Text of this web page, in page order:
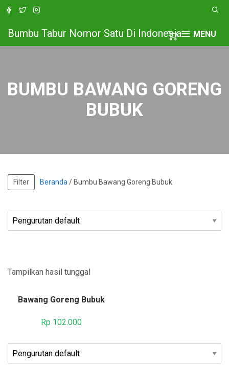
MENU
Bumbu Tabur Nomor Satu Di Indonesia
BUMBU BAWANG GORENG
BUBUK
Filter Beranda / Bumbu Bawang Goreng Bubuk
Tampilkan hasil tunggal
Bawang Goreng Bubuk
Rp 102.000